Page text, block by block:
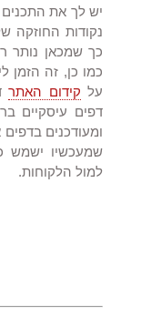
יש לך את
נקודות החוזקה
כך שמכאן נותר
כמו כן, זה הזמן
על קידום האתר
דפים עיסקיים
ומעודכנים
שמעכשיו ישמש
למול הלקוחות.